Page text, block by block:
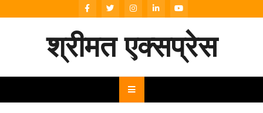
to
श्रीमत एक्सप्रेस